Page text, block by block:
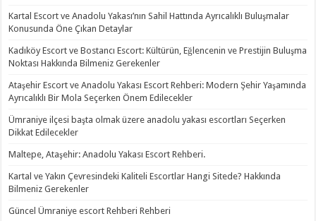
Kartal Escort ve Anadolu Yakası’nın Sahil Hattında Ayrıcalıklı Buluşmalar
Konusunda Öne Çıkan Detaylar
Kadıköy Escort ve Bostancı Escort: Kültürün, Eğlencenin ve Prestijin Buluşma
Noktası Hakkında Bilmeniz Gerekenler
Ataşehir Escort ve Anadolu Yakası Escort Rehberi: Modern Şehir Yaşamında
Ayrıcalıklı Bir Mola Seçerken Önem Edilecekler
Ümraniye ilçesi başta olmak üzere anadolu yakası escortları Seçerken
Dikkat Edilecekler
Maltepe, Ataşehir: Anadolu Yakası Escort Rehberi.
Kartal ve Yakın Çevresindeki Kaliteli Escortlar Hangi Sitede? Hakkında
Bilmeniz Gerekenler
Güncel Ümraniye escort Rehberi Rehberi